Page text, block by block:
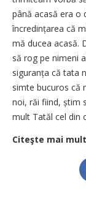
până acasă era o
încredințarea că
mă ducea acasă.
să rog pe nimeni
siguranța că tata
simte bucuros că
noi, răi fiind, știm
mult Tatăl cel din
Citeşte mai